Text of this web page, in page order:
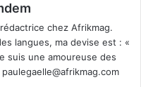
chez Afrikmag.
langues, ma devise est : «
suis une amoureuse des
paulegaelle@afrikmag.com